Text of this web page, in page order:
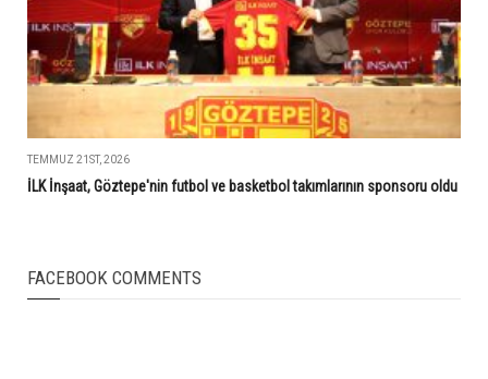
TEMMUZ 21ST, 2026
İLK İnşaat, Göztepe'nin futbol ve basketbol takımlarının sponsoru oldu
FACEBOOK COMMENTS